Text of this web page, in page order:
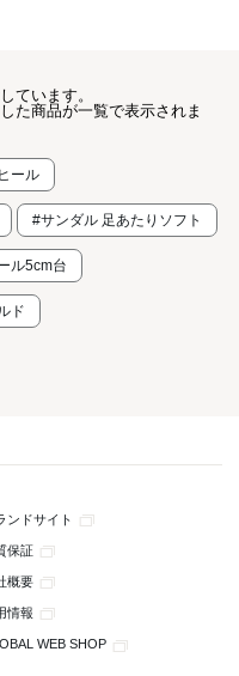
ています。
た商品が一覧で表示されま
ール
#サンダル 足あたりソフト
ル5cm台
ド
ンドサイト
保証
概要
情報
WEB SHOP